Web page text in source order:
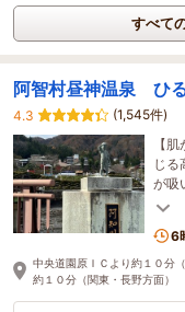
すべて
阿智村昼神温泉 ひ
4.3
(1,545件)
【
じる
が吸
浸か
6
中央道園原ＩＣより約１０分
約１０分（関東・長野方面）